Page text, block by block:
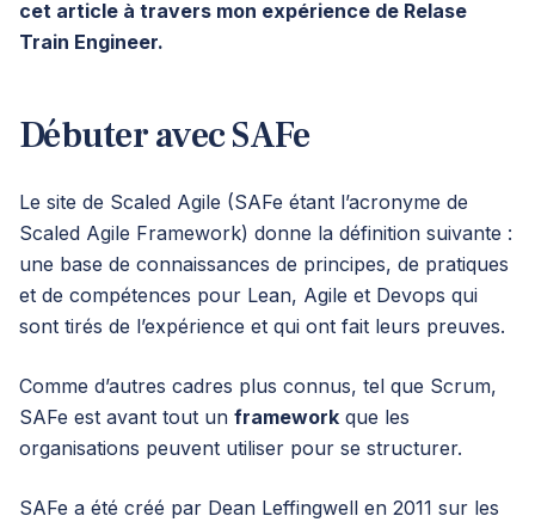
cet article à travers mon expérience de Relase
Train Engineer.
Débuter avec SAFe
Le site de Scaled Agile (SAFe étant l’acronyme de
Scaled Agile Framework) donne la définition suivante :
une base de connaissances de principes, de pratiques
et de compétences pour Lean, Agile et Devops qui
sont tirés de l’expérience et qui ont fait leurs preuves.
Comme d’autres cadres plus connus, tel que Scrum,
SAFe est avant tout un framework que les
organisations peuvent utiliser pour se structurer.
SAFe a été créé par Dean Leffingwell en 2011 sur les